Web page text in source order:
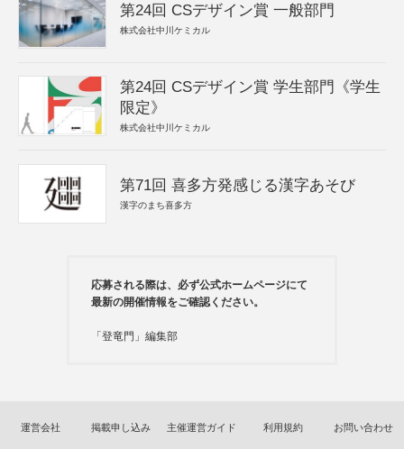
第24回 CSデザイン賞 一般部門
株式会社中川ケミカル
第24回 CSデザイン賞 学生部門《学生
限定》
株式会社中川ケミカル
第71回 喜多方発感じる漢字あそび
漢字のまち喜多方
応募される際は、必ず公式ホームページにて
最新の開催情報をご確認ください。
「登竜門」編集部
運営会社 掲載申し込み 主催運営ガイド 利用規約 お問い合わせ